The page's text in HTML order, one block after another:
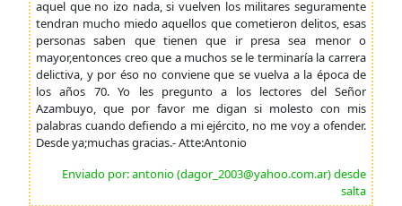
aquel que no izo nada, si vuelven los militares seguramente
tendran mucho miedo aquellos que cometieron delitos, esas
personas saben que tienen que ir presa sea menor o
mayor,entonces creo que a muchos se le terminaría la carrera
delictiva, y por éso no conviene que se vuelva a la época de
los años 70. Yo les pregunto a los lectores del Señor
Azambuyo, que por favor me digan si molesto con mis
palabras cuando defiendo a mi ejército, no me voy a ofender.
Desde ya;muchas gracias.- Atte:Antonio
Enviado por: antonio (dagor_2003@yahoo.com.ar) desde
salta